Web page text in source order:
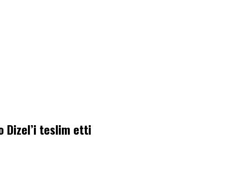
Dizel’i teslim etti